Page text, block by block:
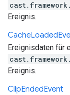
Ereignis.
CacheLoaded
Ereignisdaten für
Ereignis.
ClipEndedEvent